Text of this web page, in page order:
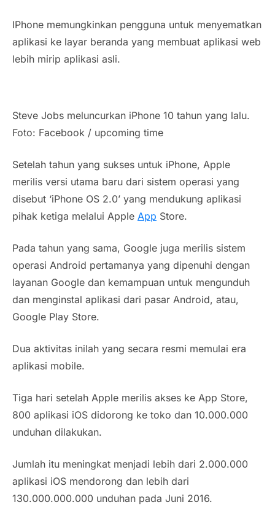
IPhone memungkinkan pengguna untuk menyematkan
aplikasi ke layar beranda yang membuat aplikasi web
lebih mirip aplikasi asli.
Steve Jobs meluncurkan iPhone 10 tahun yang lalu.
Foto: Facebook / upcoming time
Setelah tahun yang sukses untuk iPhone, Apple
merilis versi utama baru dari sistem operasi yang
disebut ‘iPhone OS 2.0’ yang mendukung aplikasi
pihak ketiga melalui Apple App Store.
Pada tahun yang sama, Google juga merilis sistem
operasi Android pertamanya yang dipenuhi dengan
layanan Google dan kemampuan untuk mengunduh
dan menginstal aplikasi dari pasar Android, atau,
Google Play Store.
Dua aktivitas inilah yang secara resmi memulai era
aplikasi mobile.
Tiga hari setelah Apple merilis akses ke App Store,
800 aplikasi iOS didorong ke toko dan 10.000.000
unduhan dilakukan.
Jumlah itu meningkat menjadi lebih dari 2.000.000
aplikasi iOS mendorong dan lebih dari
130.000.000.000 unduhan pada Juni 2016.